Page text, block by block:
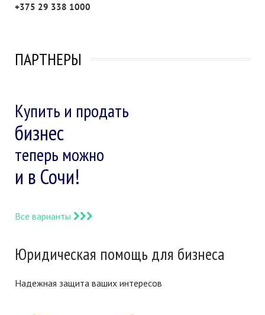
+375 29 338 1000
ПАРТНЕРЫ
Купить и продать
бизнес
теперь можно
и в Сочи!
Все варианты
Юридическая помощь для бизнеса
Надежная защита ваших интересов